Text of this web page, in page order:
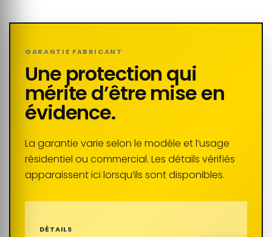
GARANTIE FABRICANT
Une protection qui
mérite d’être mise en
évidence.
La garantie varie selon le modèle et l’usage
résidentiel ou commercial. Les détails vérifiés
apparaissent ici lorsqu’ils sont disponibles.
DÉTAILS